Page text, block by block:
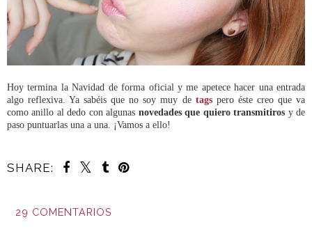
Hoy termina la Navidad de forma oficial y me apetece hacer una entrada
algo reflexiva. Ya sabéis que no soy muy de tagspero éste creo que va
como anillo al dedo con algunas novedades que quiero transmitiros y de
paso puntuarlas una a una. ¡Vamos a ello!
SHARE:
29 COMENTARIOS